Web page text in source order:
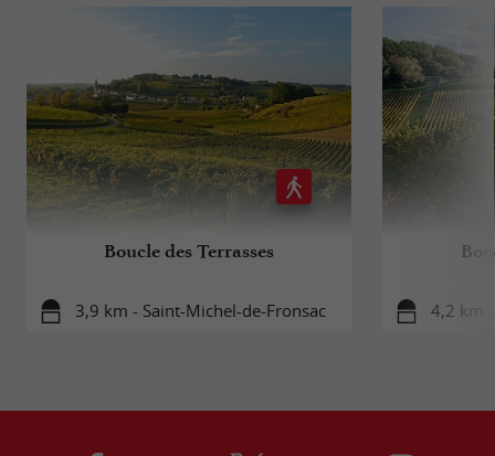
Boucle des Terrasses
3,9 km - Saint-Michel-de-Fronsac 4,2 km